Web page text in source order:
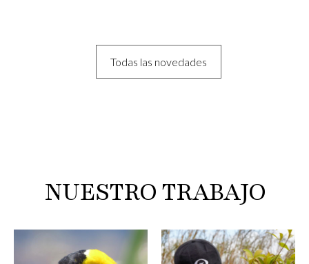
Todas las novedades
NUESTRO TRABAJO